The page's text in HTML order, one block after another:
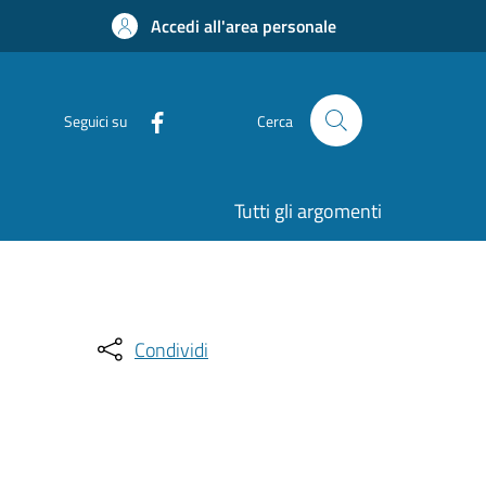
Accedi all'area personale
Seguici su Cerca
Tutti gli argomenti
Condividi